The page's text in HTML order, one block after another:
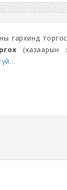
гархинд
(хазаарын